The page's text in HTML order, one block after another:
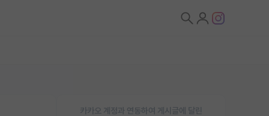
카카오 계정과 연동하여 게시글에 달린